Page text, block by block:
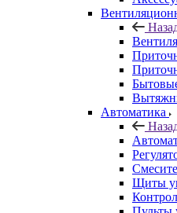
Автоматика
Щиты